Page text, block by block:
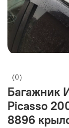
(0)
Багажник
Picasso
8896